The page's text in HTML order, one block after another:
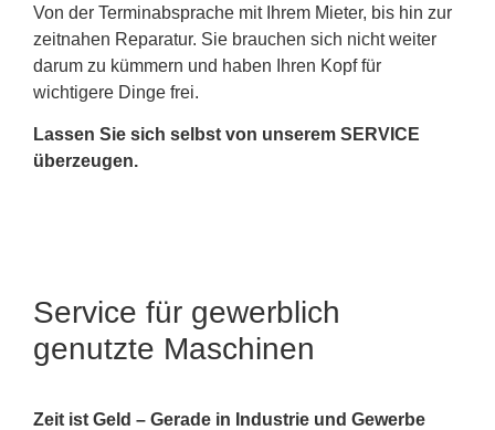
Von der Terminabsprache mit Ihrem Mieter, bis hin zur
zeitnahen Reparatur. Sie brauchen sich nicht weiter
darum zu kümmern und haben Ihren Kopf für
wichtigere Dinge frei.
Lassen Sie sich selbst von unserem SERVICE
überzeugen.
Service für gewerblich
genutzte Maschinen
Zeit ist Geld – Gerade in Industrie und Gewerbe